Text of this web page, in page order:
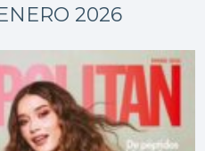
2026